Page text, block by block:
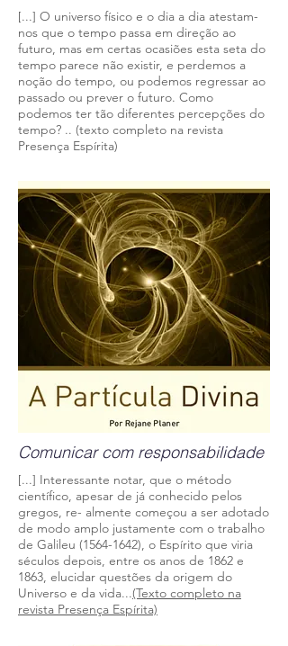
[...] O universo físico e o dia a dia atestam-
nos que o tempo passa em direção ao
futuro, mas em certas ocasiões esta seta do
tempo parece não existir, e perdemos a
noção do tempo, ou podemos regressar ao
passado ou prever o futuro. Como
podemos ter tão diferentes percepções do
tempo? .. (texto completo na revista
Presença Espírita)
Comunicar com responsabilidade
[...] Interessante notar, que o método
científico, apesar de já conhecido pelos
gregos, re- almente começou a ser adotado
de modo amplo justamente com o trabalho
de Galileu (1564-1642), o Espírito que viria
séculos depois, entre os anos de 1862 e
1863, elucidar questões da origem do
Universo e da vida...(Texto completo na
revista Presença Espírita)